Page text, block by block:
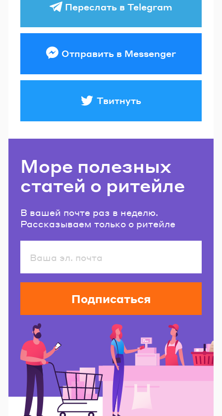
Переслать в Telegram
Отправить в Messenger
Твитнуть
Море полезных
статей о ритейле
В вашей почте раз в неделю.
Рассказываем только о ритейле
Подписаться